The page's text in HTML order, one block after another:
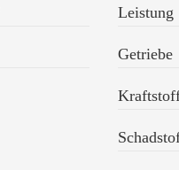
Leistung
Getriebe